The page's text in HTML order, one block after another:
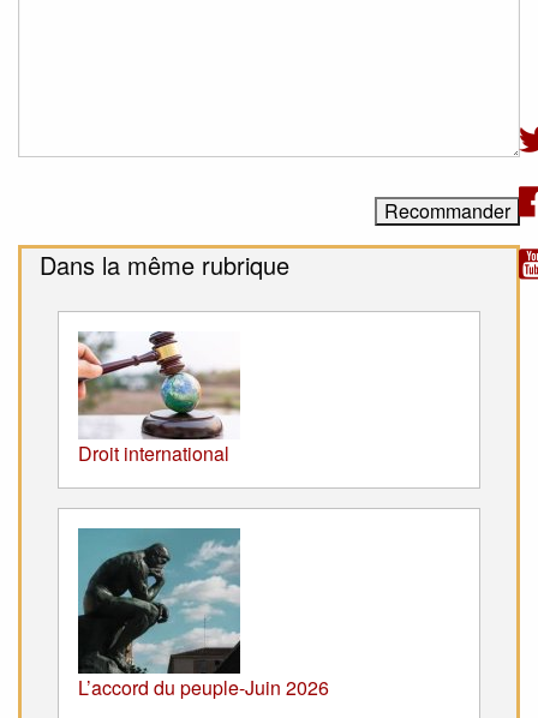
Dans la même rubrique
Droit international
L’accord du peuple-Juin 2026